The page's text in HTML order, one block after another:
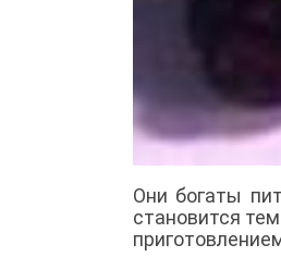
Они богаты
становится